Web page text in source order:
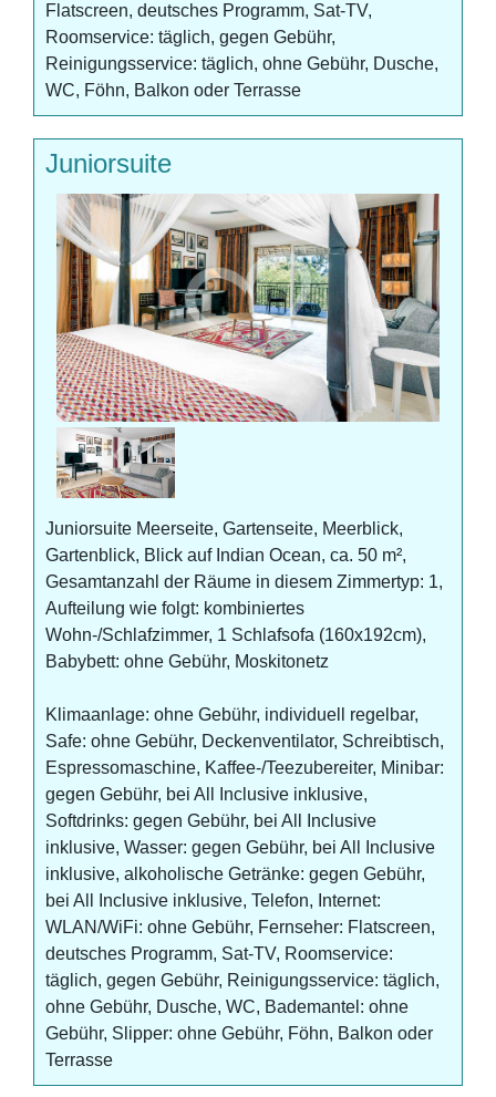
Flatscreen, deutsches Programm, Sat-TV,
Roomservice: täglich, gegen Gebühr,
Reinigungsservice: täglich, ohne Gebühr, Dusche,
WC, Föhn, Balkon oder Terrasse
Juniorsuite
Juniorsuite Meerseite, Gartenseite, Meerblick,
Gartenblick, Blick auf Indian Ocean, ca. 50 m²,
Gesamtanzahl der Räume in diesem Zimmertyp: 1,
Aufteilung wie folgt: kombiniertes
Wohn-/Schlafzimmer, 1 Schlafsofa (160x192cm),
Babybett: ohne Gebühr, Moskitonetz
Klimaanlage: ohne Gebühr, individuell regelbar,
Safe: ohne Gebühr, Deckenventilator, Schreibtisch,
Espressomaschine, Kaffee-/Teezubereiter, Minibar:
gegen Gebühr, bei All Inclusive inklusive,
Softdrinks: gegen Gebühr, bei All Inclusive
inklusive, Wasser: gegen Gebühr, bei All Inclusive
inklusive, alkoholische Getränke: gegen Gebühr,
bei All Inclusive inklusive, Telefon, Internet:
WLAN/WiFi: ohne Gebühr, Fernseher: Flatscreen,
deutsches Programm, Sat-TV, Roomservice:
täglich, gegen Gebühr, Reinigungsservice: täglich,
ohne Gebühr, Dusche, WC, Bademantel: ohne
Gebühr, Slipper: ohne Gebühr, Föhn, Balkon oder
Terrasse